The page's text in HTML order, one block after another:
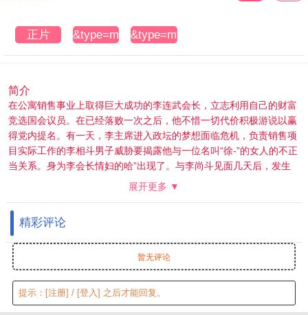
正片 &type=mtm3u8&type=mtm3u8
简介
在公寓销售事业上取得巨大成功的李连武会长，立志利用自己的财富
竞选国会议员。在已经落败一次之后，他不惜一切代价积极游说以赢
得党内提名。有一天，李主席进入政坛的梦想面临危机，负责销售项
目实际工作的李相斗男子威胁要揭露他与一位名叫“徐-”的女人的不正
当关系。身为李会长情妇的哈”出现了。与李尚斗见面几天后，发生
了李会长被发现死在车里的事件……
展开更多 ▼
精彩评论
暂无评论
提示： [注册] / [登入] 之后才能回复。